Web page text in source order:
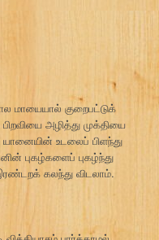
மாயையால் குறைபட்டுக்
அழித்து முக்தியை
யானையின் உடலைப் பிளந்து
புகழ்களைப் புகழ்ந்து
கலந்து விடலாம்.